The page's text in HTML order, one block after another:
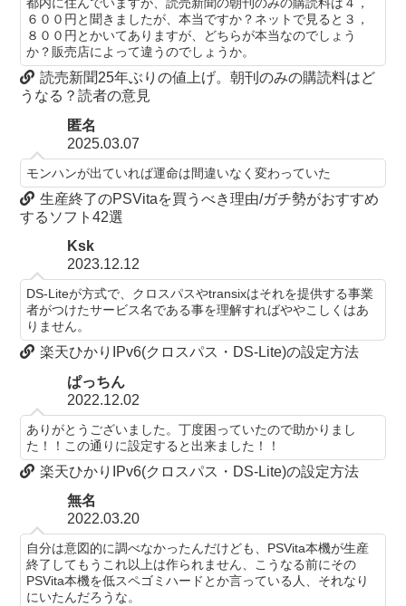
都内に住んでいますが、読売新聞の朝刊のみの購読料は４，
６００円と聞きましたが、本当ですか？ネットで見ると３，
８００円とかいてありますが、どちらが本当なのでしょう
か？販売店によって違うのでしょうか。
読売新聞25年ぶりの値上げ。朝刊のみの購読料はど
うなる？読者の意見
匿名
2025.03.07
モンハンが出ていれば運命は間違いなく変わっていた
生産終了のPSVitaを買うべき理由/ガチ勢がおすすめ
するソフト42選
Ksk
2023.12.12
DS-Liteが方式で、クロスパスやtransixはそれを提供する事業
者がつけたサービス名である事を理解すればややこしくはあ
りません。
楽天ひかりIPv6(クロスパス・DS-Lite)の設定方法
ぱっちん
2022.12.02
ありがとうございました。丁度困っていたので助かりまし
た！！この通りに設定すると出来ました！！
楽天ひかりIPv6(クロスパス・DS-Lite)の設定方法
無名
2022.03.20
自分は意図的に調べなかったんだけども、PSVita本機が生産
終了してもうこれ以上は作られません、こうなる前にその
PSVita本機を低スペゴミハードとか言っている人、それなり
にいたんだろうな。